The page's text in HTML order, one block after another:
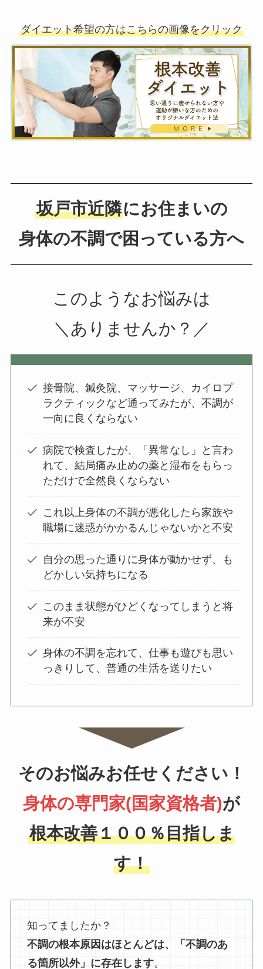
ダイエット希望の方はこちらの画像をクリック
坂戸市近隣にお住まいの
身体の不調で困っている方へ
このようなお悩みは
＼ありませんか？／
接骨院、鍼灸院、マッサージ、カイロプ
ラクティックなど通ってみたが、不調が
一向に良くならない
病院で検査したが、「異常なし」と言わ
れて、結局痛み止めの薬と湿布をもらっ
ただけで全然良くならない
これ以上身体の不調が悪化したら家族や
職場に迷惑がかかるんじゃないかと不安
自分の思った通りに身体が動かせず、も
どかしい気持ちになる
このまま状態がひどくなってしまうと将
来が不安
身体の不調を忘れて、仕事も遊びも思い
っきりして、普通の生活を送りたい
そのお悩みお任せください！
身体の専門家(国家資格者)が
根本改善１００％目指しま
す！
知ってましたか？
不調の根本原因はほとんどは、「不調のあ
る箇所以外」に存在します。